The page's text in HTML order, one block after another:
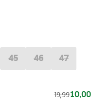
45 46 47
19,9910,00